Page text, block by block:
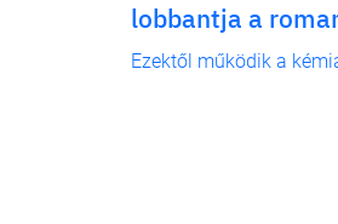
lobbantja a
Ezektől működik a